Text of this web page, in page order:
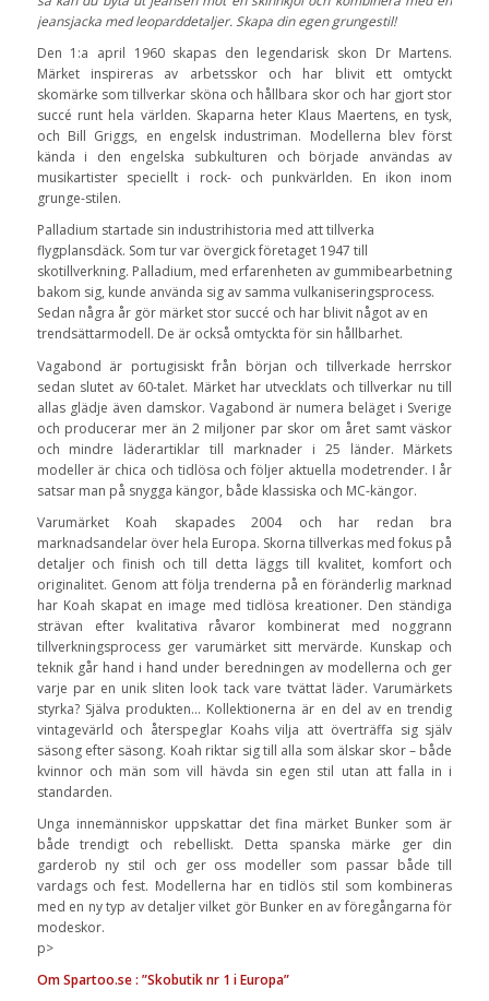
jeansjacka med leoparddetaljer. Skapa din egen grungestil!
Den 1:a april 1960 skapas den legendarisk skon Dr Martens.
Märket inspireras av arbetsskor och har blivit ett omtyckt
skomärke som tillverkar sköna och hållbara skor och har gjort stor
succé runt hela världen. Skaparna heter Klaus Maertens, en tysk,
och Bill Griggs, en engelsk industriman. Modellerna blev först
kända i den engelska subkulturen och började användas av
musikartister speciellt i rock- och punkvärlden. En ikon inom
grunge-stilen.
Palladium startade sin industrihistoria med att tillverka
flygplansdäck. Som tur var övergick företaget 1947 till
skotillverkning. Palladium, med erfarenheten av gummibearbetning
bakom sig, kunde använda sig av samma vulkaniseringsprocess.
Sedan några år gör märket stor succé och har blivit något av en
trendsättarmodell. De är också omtyckta för sin hållbarhet.
Vagabond är portugisiskt från början och tillverkade herrskor
sedan slutet av 60-talet. Märket har utvecklats och tillverkar nu till
allas glädje även damskor. Vagabond är numera beläget i Sverige
och producerar mer än 2 miljoner par skor om året samt väskor
och mindre läderartiklar till marknader i 25 länder. Märkets
modeller är chica och tidlösa och följer aktuella modetrender. I år
satsar man på snygga kängor, både klassiska och MC-kängor.
Varumärket Koah skapades 2004 och har redan bra
marknadsandelar över hela Europa. Skorna tillverkas med fokus på
detaljer och finish och till detta läggs till kvalitet, komfort och
originalitet. Genom att följa trenderna på en föränderlig marknad
har Koah skapat en image med tidlösa kreationer. Den ständiga
strävan efter kvalitativa råvaror kombinerat med noggrann
tillverkningsprocess ger varumärket sitt mervärde. Kunskap och
teknik går hand i hand under beredningen av modellerna och ger
varje par en unik sliten look tack vare tvättat läder. Varumärkets
styrka? Själva produkten… Kollektionerna är en del av en trendig
vintagevärld och återspeglar Koahs vilja att överträffa sig själv
säsong efter säsong. Koah riktar sig till alla som älskar skor – både
kvinnor och män som vill hävda sin egen stil utan att falla in i
standarden.
Unga innemänniskor uppskattar det fina märket Bunker som är
både trendigt och rebelliskt. Detta spanska märke ger din
garderob ny stil och ger oss modeller som passar både till
vardags och fest. Modellerna har en tidlös stil som kombineras
med en ny typ av detaljer vilket gör Bunker en av föregångarna för
modeskor.
p>
Om Spartoo.se : ”Skobutik nr 1 i Europa”